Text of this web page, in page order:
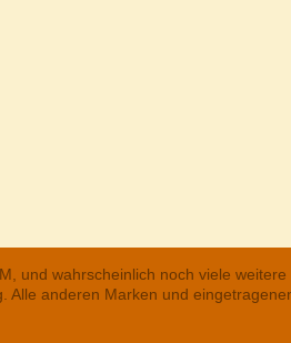
und wahrscheinlich noch viele
Alle anderen Marken und